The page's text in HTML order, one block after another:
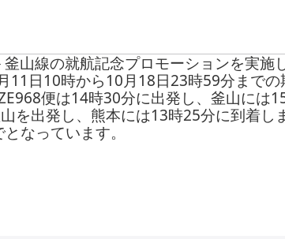
山線の就航記念プロモーションを実施
11日10時から10月18日23時59分までの
便は14時30分に出発し、釜山には
を出発し、熊本には13時25分に到着し
なっています。